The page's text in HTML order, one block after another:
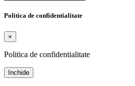
Politica de confidentialitate
×
Politica de confidentialitate
Inchide